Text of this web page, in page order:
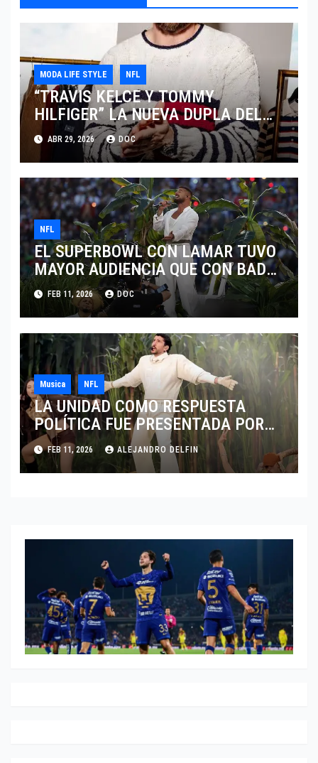
MODA LIFE STYLE NFL
“TRAVIS KELCE Y TOMMY
HILFIGER” LA NUEVA DUPLA DEL
“CLASSIC AMERICAN COOL”
ABR 29, 2026 DOC
NFL
EL SUPERBOWL CON LAMAR TUVO
MAYOR AUDIENCIA QUE CON BAD
BUNNY
FEB 11, 2026 DOC
Musica NFL
LA UNIDAD COMO RESPUESTA
POLÍTICA FUE PRESENTADA POR
BAD BUNNY EN EL SUPER BOWL LX
FEB 11, 2026 ALEJANDRO DELFIN